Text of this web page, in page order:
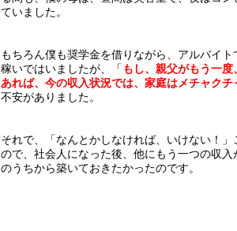
ていました。
もちろん僕も奨学金を借りながら、アルバイ
稼いではいましたが、「 もし、親父がもう一
あれば、今の収入状況では、家庭はメチャクチ
不安がありました。
それで、「なんとかしなければ、いけない！
ので、社会人になった後、他にもう一つの収
のうちから築いておきたかったのです。